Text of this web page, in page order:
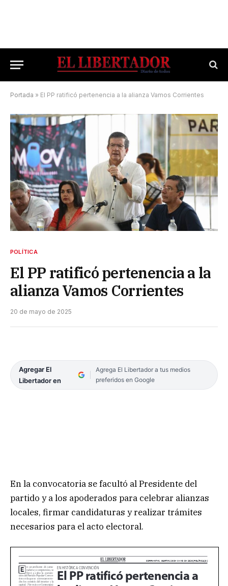
Portada » El PP ratificó pertenencia a la alianza Vamos Corrientes
POLÍTICA
El PP ratificó pertenencia a la
alianza Vamos Corrientes
20 de mayo de 2025
Agregar El
Libertador en
Agrega El Libertador a tus medios
preferidos en Google
En la convocatoria se facultó al Presidente del
partido y a los apoderados para celebrar alianzas
locales, firmar candidaturas y realizar trámites
necesarios para el acto electoral.